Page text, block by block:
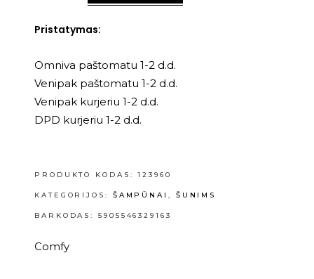
Pristatymas:
Omniva paštomatu 1-2 d.d.
Venipak paštomatu 1-2 d.d.
Venipak kurjeriu 1-2 d.d.
DPD kurjeriu 1-2 d.d.
PRODUKTO KODAS:123960
KATEGORIJOS: ŠAMPŪNAI , ŠUNIMS
BARKODAS: 5905546329163
Comfy